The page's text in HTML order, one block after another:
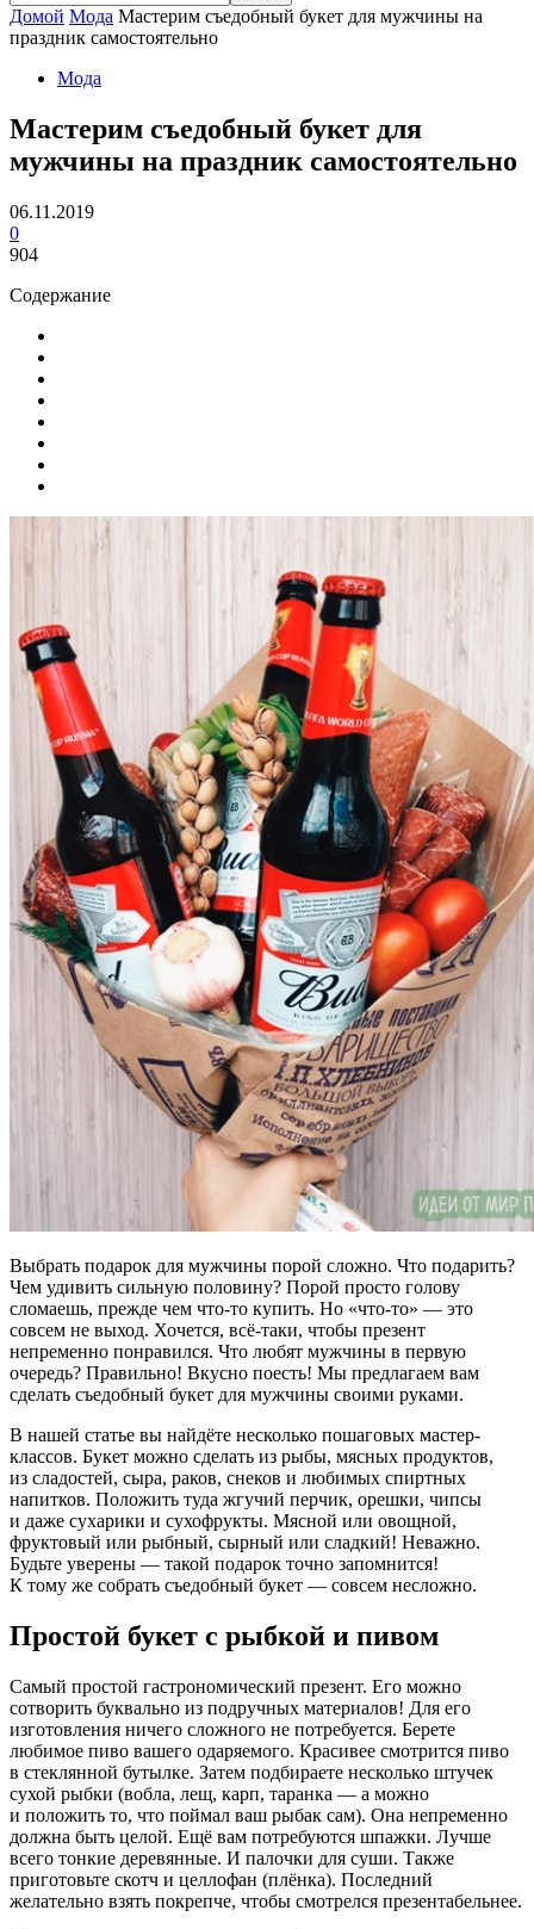
Домой Мода Мастерим съедобный букет для мужчины на
праздник самостоятельно
Мода
Мастерим съедобный букет для
мужчины на праздник самостоятельно
06.11.2019
0
904
Содержание
Выбрать подарок для мужчины порой сложно. Что подарить?
Чем удивить сильную половину? Порой просто голову
сломаешь, прежде чем что-то купить. Но «что-то» — это
совсем не выход. Хочется, всё-таки, чтобы презент
непременно понравился. Что любят мужчины в первую
очередь? Правильно! Вкусно поесть! Мы предлагаем вам
сделать съедобный букет для мужчины своими руками.
В нашей статье вы найдёте несколько пошаговых мастер-
классов. Букет можно сделать из рыбы, мясных продуктов,
из сладостей, сыра, раков, снеков и любимых спиртных
напитков. Положить туда жгучий перчик, орешки, чипсы
и даже сухарики и сухофрукты. Мясной или овощной,
фруктовый или рыбный, сырный или сладкий! Неважно.
Будьте уверены — такой подарок точно запомнится!
К тому же собрать съедобный букет — совсем несложно.
Простой букет с рыбкой и пивом
Самый простой гастрономический презент. Его можно
сотворить буквально из подручных материалов! Для его
изготовления ничего сложного не потребуется. Берете
любимое пиво вашего одаряемого. Красивее смотрится пиво
в стеклянной бутылке. Затем подбираете несколько штучек
сухой рыбки (вобла, лещ, карп, таранка — а можно
и положить то, что поймал ваш рыбак сам). Она непременно
должна быть целой. Ещё вам потребуются шпажки. Лучше
всего тонкие деревянные. И палочки для суши. Также
приготовьте скотч и целлофан (плёнка). Последний
желательно взять покрепче, чтобы смотрелся презентабельнее.